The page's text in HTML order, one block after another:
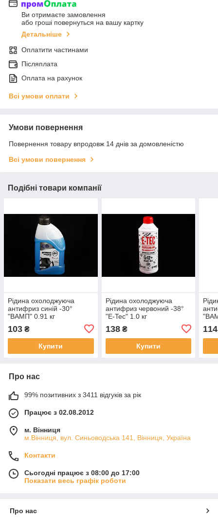
Ви отримаєте замовлення
або гроші повернуться на вашу картку
Детальніше
Оплатити частинами
Післяплата
Оплата на рахунок
Всі умови оплати
Умови повернення
Повернення товару впродовж 14 днів за домовленістю
Всі умови повернення
Подібні товари компанії
Рідина охолоджуюча
антифриз синій -30°
"ВАМП" 0.91 кг
103 ₴
Купити
Рідина охолоджуюча
антифриз червоний -38°
"E-Tec" 1.0 кг
138₴
Купити
114
Про нас
99% позитивних з 3411 відгуків за рік
Працює з 02.08.2012
м. Вінниця
м.Вінниця, вул. Синьоводська 141, Вінниця, Україна
Контакти
Сьогодні працює з 08:00 до 17:00
Показати весь графік роботи
Про нас